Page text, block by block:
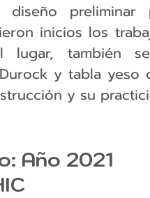
diseño
inicios los
lugar, también
y tabla yeso
y su
: Año 2021